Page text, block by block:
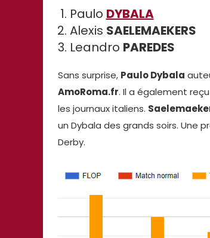
Paulo DYBALA
Alexis SAELEMAEKERS
Leandro PAREDES
Sans surprise, Paulo Dybala
AmoRoma.fr. Il a également
les journaux italiens.
un Dybala des grands soirs. Une
Derby.